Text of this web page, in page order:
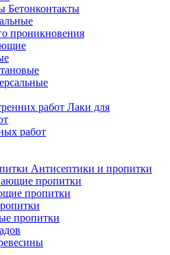
Бетонконтакты
проникновения
Лаки для
работ
Антисептики и пропитки
пропитки
пропитки